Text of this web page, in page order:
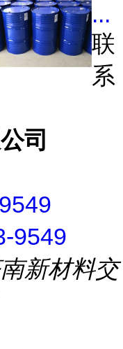
...
联
系
司
9549
新材料交